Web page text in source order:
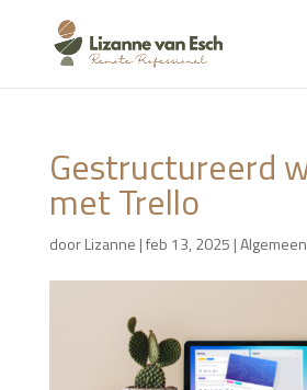
Gestructureerd
met Trello
doorLizanne |feb 13, 2025 |Algemeen